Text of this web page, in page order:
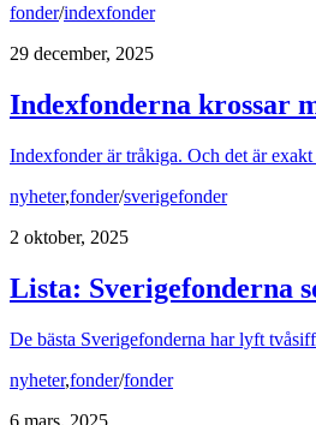
fonder/indexfonder
29 december, 2025
Indexfonderna krossar
Indexfonder är tråkiga. Och det är
nyheter,fonder/sverigefonder
2 oktober, 2025
Lista: Sverigefonderna
De bästa Sverigefonderna har lyft
nyheter,fonder/fonder
6 mars, 2025